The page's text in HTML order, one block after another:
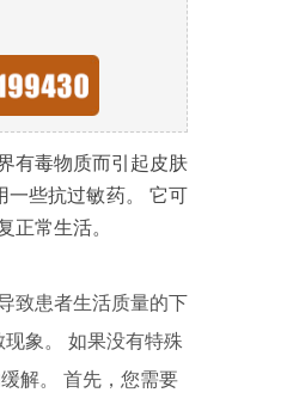
有毒物质而引起皮肤
一些抗过敏药。 它可
正常生活。
致患者生活质量的下
象。 如果没有特殊
解。 首先，您需要